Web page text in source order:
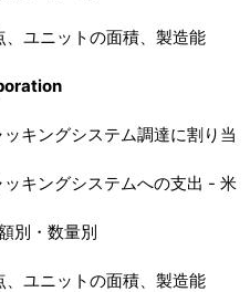
、ユニットの面積、製造能
キングシステム調達に割り当
キングシステムへの支出 - 米
別・数量別
、ユニットの面積、製造能